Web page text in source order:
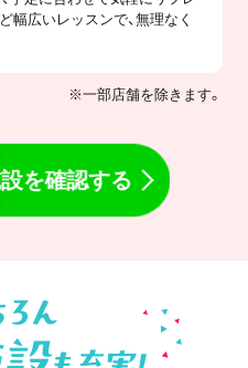
幅広いレッスンで、無理なく
※一部店舗を除きます。
を確認する